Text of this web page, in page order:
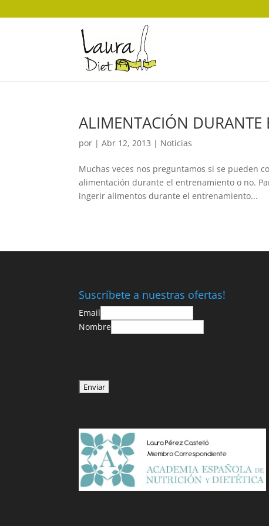
ALIMENTACIÓN DURANTE
por |Abr 12, 2013 | Noticias
Muchas veces nos preguntamos si se pueden
alimentación durante el entrenamiento o no.
ingerir alimentos durante el entrenamiento...
Suscríbete a nuestras ofertas!
Email
Nombre